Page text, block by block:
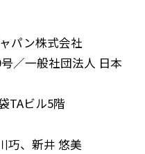
パン株式会社
／一般社団法人 日本
TAビル5階
巧、新井 悠美